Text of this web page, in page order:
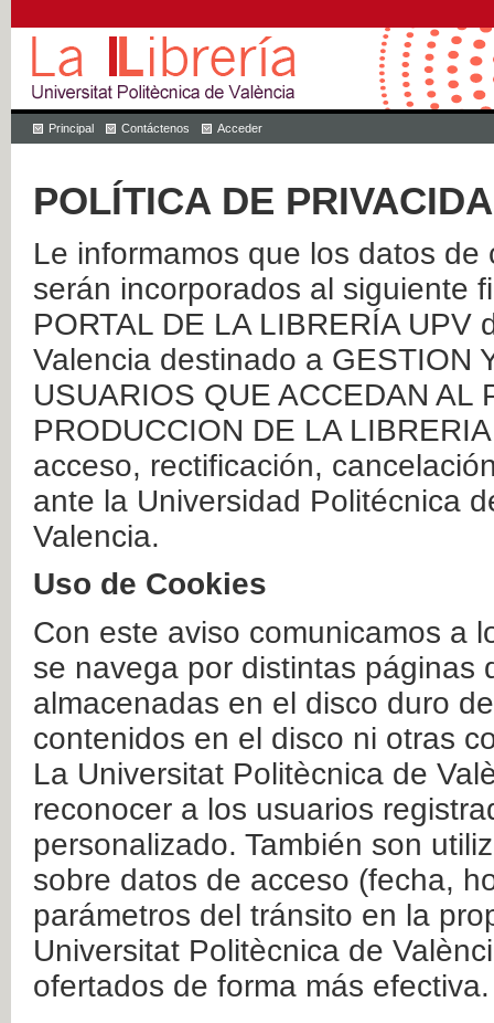
Principal Contáctenos Acceder
POLÍTICA DE
Le informamos que los datos
serán incorporados al siguiente
PORTAL DE LA LIBRERÍA
Valencia destinado a GESTION
USUARIOS QUE ACCEDAN AL
PRODUCCION DE LA
acceso, rectificación,
ante la Universidad Politécnica
Valencia.
Uso de Cookies
Con este aviso comunicamos a
se navega por distintas páginas
almacenadas en el disco duro
contenidos en el disco ni otras
La Universitat Politècnica de
reconocer a los usuarios
personalizado. También son
sobre datos de acceso (fecha,
parámetros del tránsito en la
Universitat Politècnica de
ofertados de forma más efectiva.